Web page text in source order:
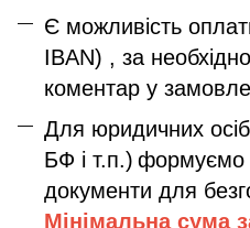
Є можливість
IBAN) , за
коментар у
Для юридичних осіб
БФ і т.п.) формуємо
документи для
Мінімальна сума